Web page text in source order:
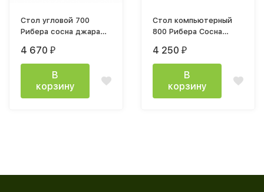
Стол угловой 700
Рибера сосна джара
4 670 ₽
В
корзину
Стол компьютерный
800 Рибера Сосна
столешница Ватервуд
4 250 ₽
В
корзину